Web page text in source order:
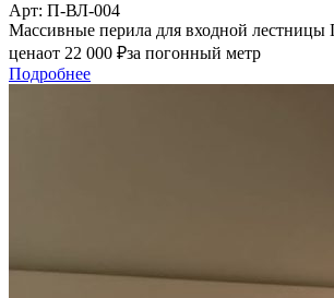
Арт: П-ВЛ-004
Массивные перила для входной
ценаот 22 000 ₽за погонный метр
Подробнее